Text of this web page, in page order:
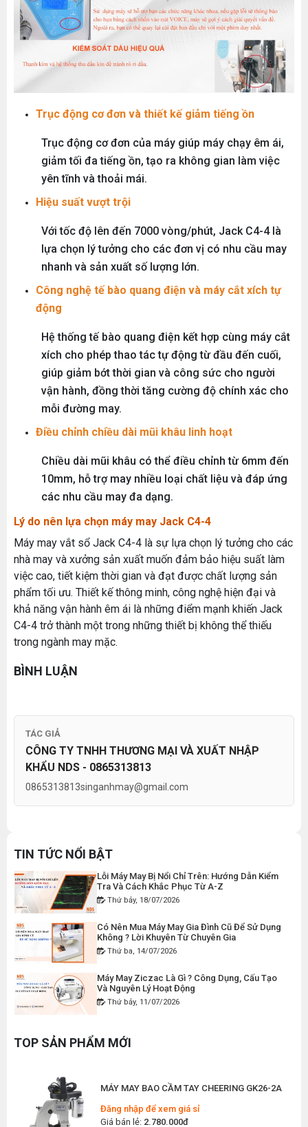
Trục động cơ đơn và thiết kế giảm tiếng ồn
Trục động cơ đơn của máy giúp máy chạy êm ái,
giảm tối đa tiếng ồn, tạo ra không gian làm việc
yên tĩnh và thoải mái.
Hiệu suất vượt trội
Với tốc độ lên đến 7000 vòng/phút, Jack C4-4 là
lựa chọn lý tưởng cho các đơn vị có nhu cầu may
nhanh và sản xuất số lượng lớn.
Công nghệ tế bào quang điện và máy cắt xích tự
động
Hệ thống tế bào quang điện kết hợp cùng máy cắt
xích cho phép thao tác tự động từ đầu đến cuối,
giúp giảm bớt thời gian và công sức cho người
vận hành, đồng thời tăng cường độ chính xác cho
mỗi đường may.
Điều chỉnh chiều dài mũi khâu linh hoạt
Chiều dài mũi khâu có thể điều chỉnh từ 6mm đến
10mm, hỗ trợ may nhiều loại chất liệu và đáp ứng
các nhu cầu may đa dạng.
Lý do nên lựa chọn máy may Jack C4-4
Máy may vắt sổ Jack C4-4 là sự lựa chọn lý tưởng cho các
nhà may và xưởng sản xuất muốn đảm bảo hiệu suất làm
việc cao, tiết kiệm thời gian và đạt được chất lượng sản
phẩm tối ưu. Thiết kế thông minh, công nghệ hiện đại và
khả năng vận hành êm ái là những điểm mạnh khiến Jack
C4-4 trở thành một trong những thiết bị không thể thiếu
trong ngành may mặc.
BÌNH LUẬN
TÁC GIẢ
CÔNG TY TNHH THƯƠNG MẠI VÀ XUẤT NHẬP
KHẨU NDS - 0865313813
0865313813singanhmay@gmail.com
TIN TỨC NỔI BẬT
Chạy Điện Tốt Hơn? So Sánh Chi Tiết 2025
Thứ tư, 20/11/2024
Máy May Bao Cầm Tay Chính Hãng – Giá Rẻ,
Thứ tư, 20/11/2024
Cung cấp hóa chất công nghiệp cho doanh
nghiệp của bạn
Thứ năm, 24/10/2024
Tổ Hợp May Nhỏ Mua Linh Kiện Ngành May Ở
Đâu Giá Rẻ Chất Lượng Uy Tín
Thứ bảy, 08/08/2026
QuảThứ bảy, 01/08/2026
Gia Đình Đúng Kỹ Thuật
Thứ tư, 22/07/2026
Lỗi Máy May Bị Nổi Chỉ Trên: Hướng Dẫn Kiểm
Tra Và Cách Khắc Phục Từ A-Z
Thứ bảy, 18/07/2026
Có Nên Mua Máy May Gia Đình Cũ Để Sử Dụng
Không ? Lời Khuyên Từ Chuyên Gia
Thứ ba, 14/07/2026
Máy May Ziczac Là Gì ? Công Dụng, Cấu Tạo
Và Nguyên Lý Hoạt Động
Thứ bảy, 11/07/2026
Đúng Kỹ Thuật
Hóa Giúp Xưởng May Tăng Năng Suất
Thứ bảy, 04/07/2026
TOP SẢN PHẨM MỚI
MÁY MAY BAO CẦM TAY TRỤ ĐỨNG 2 KIM
Đăng nhập để xem giá sỉ
Giá bán lẻ:
MÁY QUẤN DÂY ĐAI TỰ ĐỘNG
Đăng nhập để xem giá sỉ
Giá bán lẻ:
MÁY CẮT DẢI ĐAI ĐIỆN TỬ TỰ ĐỘNG
Đăng nhập để xem giá sỉ
Giá bán lẻ:
ĐÁ MÀI MÁY CẮT VẢI CẦM TAY ĐĨA DAO 65
Đăng nhập để xem giá sỉ
Giá bán lẻ:50.000đ
Giá bán lẻ:
Đăng nhập để xem giá sỉ
Giá bán lẻ: 2.400.000đ
MÁY MAY BAO CẦM TAY GK9-500 KHÔNG BÌNH
DẦU
Giá bán lẻ:
MÁY MAY BAO CẦM TAY CHEERING GK26-2A
Đăng nhập để xem giá sỉ
Giá bán lẻ: 2.780.000đ